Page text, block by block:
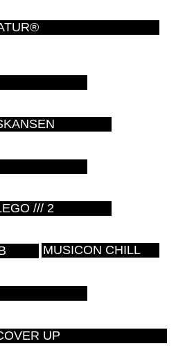
/// 2
MUSICON CHILL
UP